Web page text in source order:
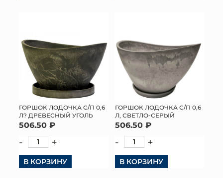
ГОРШОК ЛОДОЧКА С/П 0,6
Л? ДРЕВЕСНЫЙ УГОЛЬ
506.50 ₽
- +
В КОРЗИНУ
ГОРШОК ЛОДОЧКА С/П 0,6
Л, СВЕТЛО-СЕРЫЙ
506.50 ₽
- +
В КОРЗИНУ